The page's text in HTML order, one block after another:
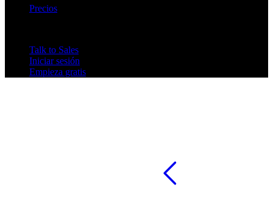
Precios
Talk to Sales
Iniciar sesión
Empieza gratis